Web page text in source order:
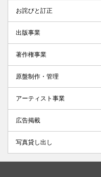
お詫びと訂正
出版事業
著作権事業
原盤制作・管理
アーティスト事業
広告掲載
写真貸し出し